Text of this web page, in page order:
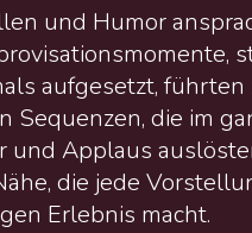
und Humor
aufgesetzt, führten
Sequenzen, die im
und Applaus
die jede
Erlebnis macht.